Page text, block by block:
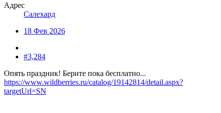
Адрес
Салехард
18 Фев 2026
#3,284
Опять праздник! Берите пока бесплатно...
https://www.wildberries.ru/catalog/19142814/detail.aspx?
targetUrl=SN